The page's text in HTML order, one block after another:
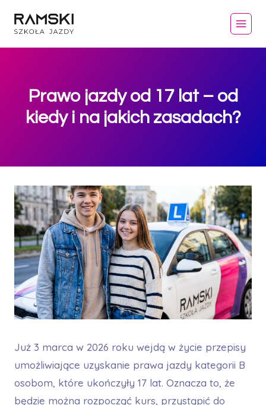
Prawo jazdy od 17 lat – od
kiedy i na jakich zasadach?
Już 3 marca w 2026 roku wejdą w życie przepisy
umożliwiające uzyskanie prawa jazdy kategorii B
osobom, które ukończyły 17 lat. Oznacza to, że
będzie można rozpocząć kurs, przystąpić do